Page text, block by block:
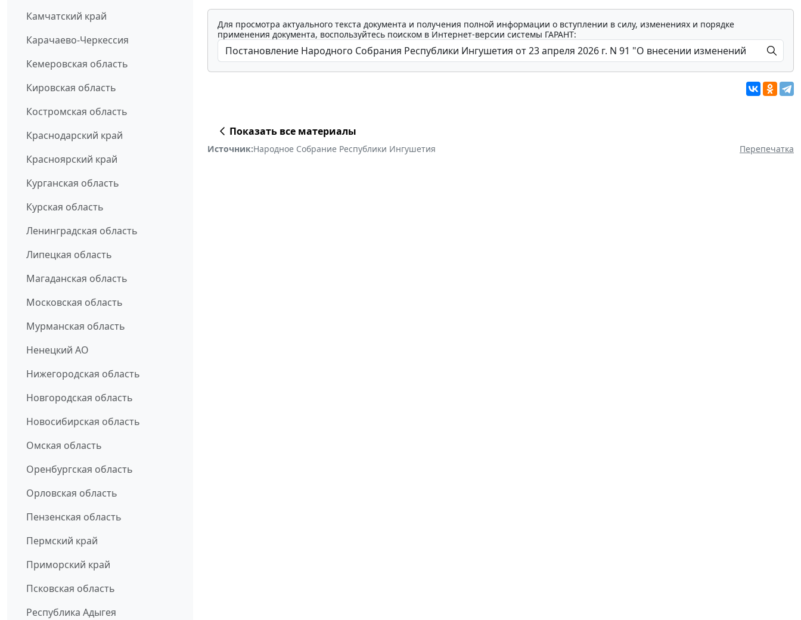
Камчатский край
Карачаево-Черкессия
Кемеровская область
Кировская область
Костромская область
Краснодарский край
Красноярский край
Курганская область
Курская область
Ленинградская область
Липецкая область
Магаданская область
Московская область
Мурманская область
Ненецкий АО
Нижегородская область
Новгородская область
Новосибирская область
Омская область
Оренбургская область
Орловская область
Пензенская область
Пермский край
Приморский край
Псковская область
Республика Адыгея
Для просмотра актуального текста документа и получения полной информации о вступлении в силу, изменениях и порядке
применения документа, воспользуйтесь поиском в Интернет-версии системы ГАРАНТ:
Показать все материалы
Источник:Народное Собрание Республики Ингушетия Перепечатка